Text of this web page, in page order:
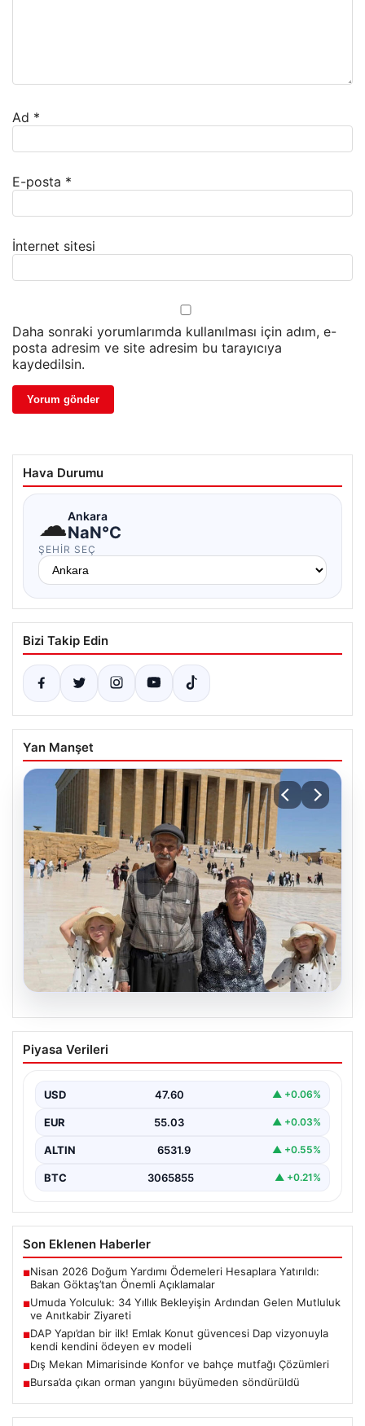
Ad *
E-posta *
İnternet sitesi
Daha sonraki yorumlarımda kullanılması için adım, e-
posta adresim ve site adresim bu tarayıcıya
kaydedilsin.
Hava Durumu
☁Ankara
NaN°C
ŞEHIR SEÇ
Bizi Takip Edin
Yan Manşet
Umuda Yolculuk: 34 Yıllık Bekleyişin
Ardından Gelen Mutluluk ve Anıtkabir
Adıyaman’da yaşayan Abuzer ve Zeynep Yıldırım çifti,
Piyasa Verileri
USD 47.60 ▲ +0.06%
EUR 55.03 ▲ +0.03%
ALTIN 6531.9 ▲ +0.55%
BTC 3065855 ▲ +0.21%
Son Eklenen Haberler
■Nisan 2026 Doğum Yardımı Ödemeleri Hesaplara Yatırıldı:
Bakan Göktaş’tan Önemli Açıklamalar
■Umuda Yolculuk: 34 Yıllık Bekleyişin Ardından Gelen Mutluluk
ve Anıtkabir Ziyareti
■DAP Yapı’dan bir ilk! Emlak Konut güvencesi Dap vizyonuyla
kendi kendini ödeyen ev modeli
■Dış Mekan Mimarisinde Konfor ve bahçe mutfağı Çözümleri
■Bursa’da çıkan orman yangını büyümeden söndürüldü